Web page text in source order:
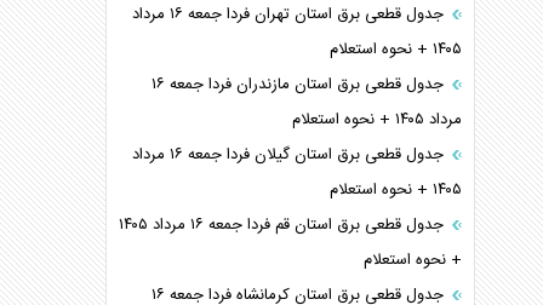
جدول قطعی برق استان تهران فردا جمعه ۱۶ مرداد
۱۴۰۵ + نحوه استعلام
جدول قطعی برق استان مازندران فردا جمعه ۱۶
مرداد ۱۴۰۵ + نحوه استعلام
جدول قطعی برق استان گیلان فردا جمعه ۱۶ مرداد
۱۴۰۵ + نحوه استعلام
جدول قطعی برق استان قم فردا جمعه ۱۶ مرداد ۱۴۰۵
+ نحوه استعلام
جدول قطعی برق استان کرمانشاه فردا جمعه ۱۶